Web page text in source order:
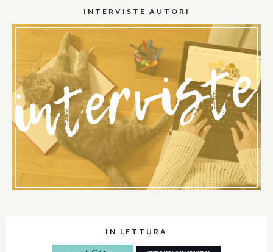
INTERVISTE AUTORI
IN LETTURA